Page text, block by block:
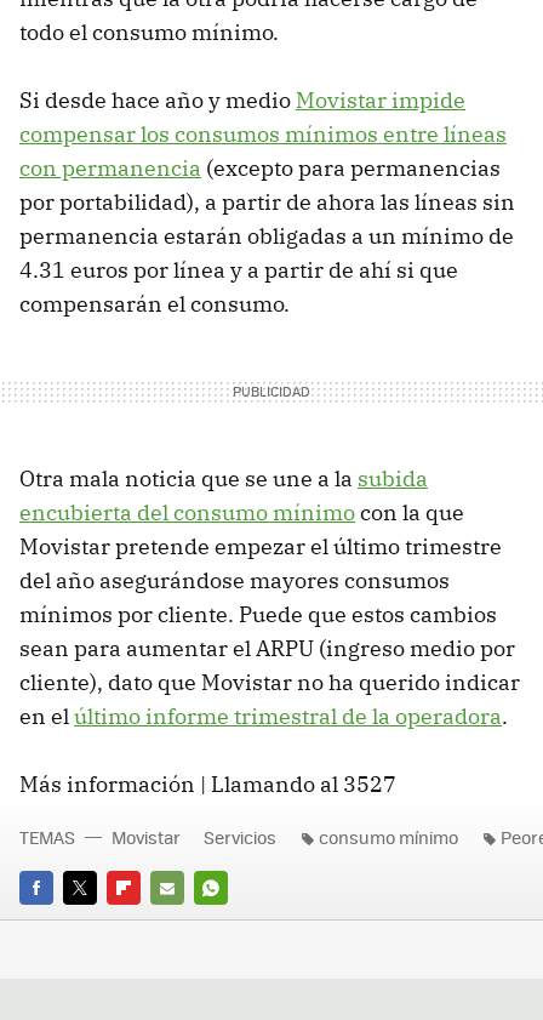
todo el consumo mínimo.
Si desde hace año y medio Movistar impide
compensar los consumos mínimos entre líneas
con permanencia (excepto para permanencias
por portabilidad), a partir de ahora las líneas sin
permanencia estarán obligadas a un mínimo de
4.31 euros por línea y a partir de ahí si que
compensarán el consumo.
Otra mala noticia que se une a la subida
encubierta del consumo mínimocon la que
Movistar pretende empezar el último trimestre
del año asegurándose mayores consumos
mínimos por cliente. Puede que estos cambios
sean para aumentar el ARPU (ingreso medio por
cliente), dato que Movistar no ha querido indicar
en elúltimo informe trimestral de la operadora.
Más información | Llamando al 3527
FACEBOOK
TWITTERFLIPBOARD
E-
WHATSAPP
TEMAS Movistar Servicios consumo mínimo